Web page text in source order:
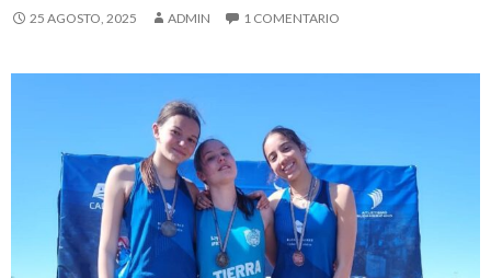
25 AGOSTO, 2025 ADMIN 1 COMENTARIO